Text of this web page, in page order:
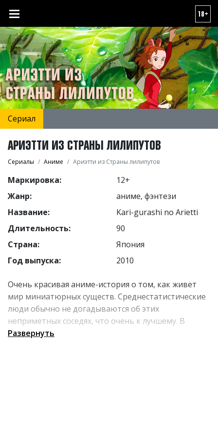
18+
Сериал
АРИЭТТИ ИЗ СТРАНЫ ЛИЛИПУТОВ
Сериалы Аниме Ариэтти из Страны лилипутов
Маркировка:
12+
Жанр:
аниме, фэнтези
Название:
Kari-gurashi no Arietti
Длительность:
90
Страна:
Япония
Год выпуска:
2010
Очень красивая аниме-история о том, как живет
мир миниатюрных существ. Среднестатистические
люди обычно не догадываются об этих
неприметных соседях, что очень к лучшему. В
Стране лилипутов существует закон: никогда не
Развернуть